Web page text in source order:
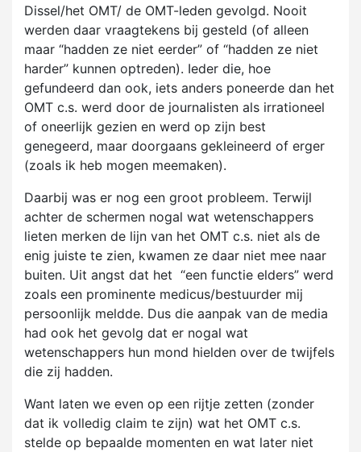
Dissel/het OMT/ de OMT-leden gevolgd. Nooit
werden daar vraagtekens bij gesteld (of alleen
maar “hadden ze niet eerder” of “hadden ze niet
harder” kunnen optreden). Ieder die, hoe
gefundeerd dan ook, iets anders poneerde dan het
OMT c.s. werd door de journalisten als irrationeel
of oneerlijk gezien en werd op zijn best
genegeerd, maar doorgaans gekleineerd of erger
(zoals ik heb mogen meemaken).
Daarbij was er nog een groot probleem. Terwijl
achter de schermen nogal wat wetenschappers
lieten merken de lijn van het OMT c.s. niet als de
enig juiste te zien, kwamen ze daar niet mee naar
buiten. Uit angst dat het “een functie elders” werd
zoals een prominente medicus/bestuurder mij
persoonlijk meldde. Dus die aanpak van de media
had ook het gevolg dat er nogal wat
wetenschappers hun mond hielden over de twijfels
die zij hadden.
Want laten we even op een rijtje zetten (zonder
dat ik volledig claim te zijn) wat het OMT c.s.
stelde op bepaalde momenten en wat later niet